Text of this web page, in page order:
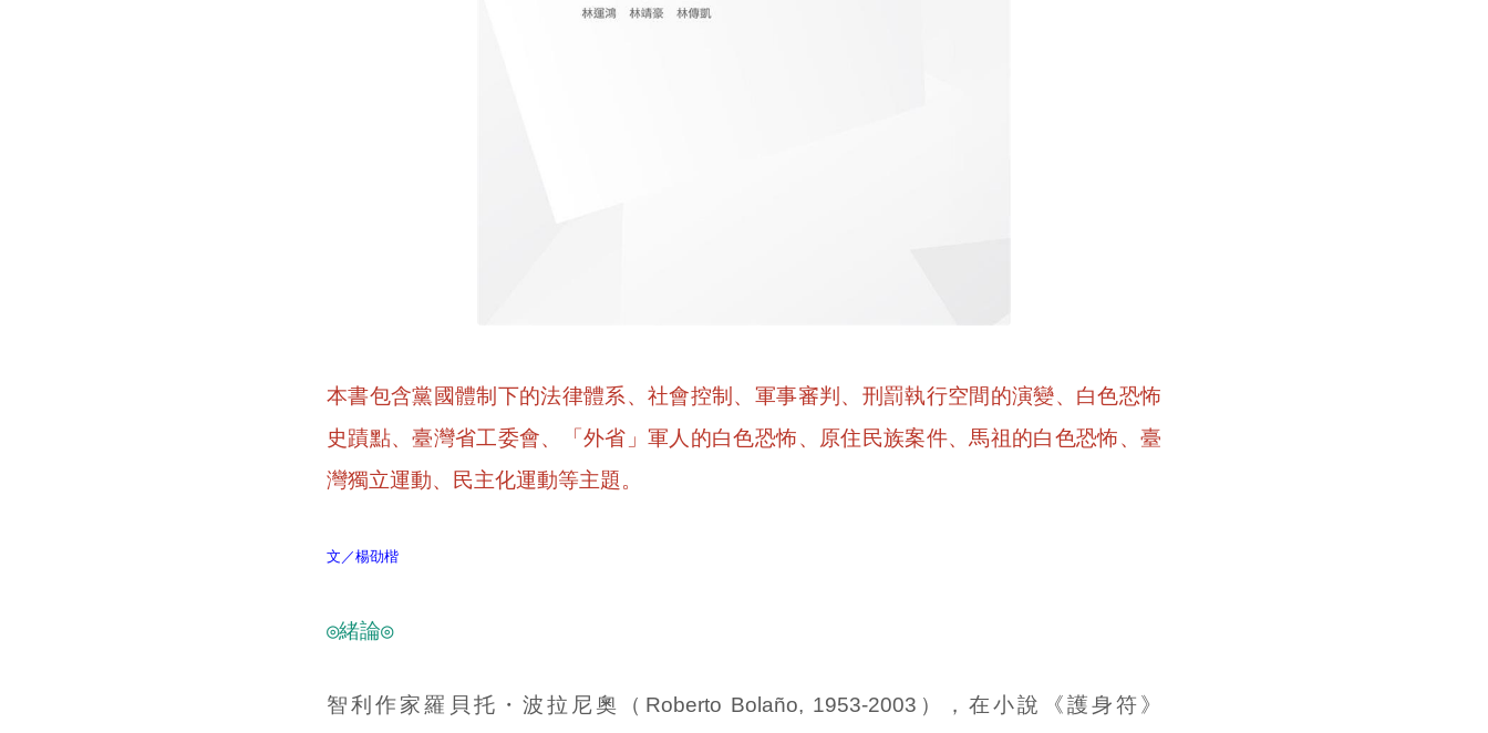
本書包含黨國體制下的法律體系、社會控制、軍事審判、刑罰執行空間的演變、白色恐怖
史蹟點、臺灣省工委會、「外省」軍人的白色恐怖、原住民族案件、馬祖的白色恐怖、臺
灣獨立運動、民主化運動等主題。
文／楊劭楷
◎緒論◎
智利作家羅貝托・波拉尼奧（Roberto Bolaño, 1953-2003），在小說《護身符》